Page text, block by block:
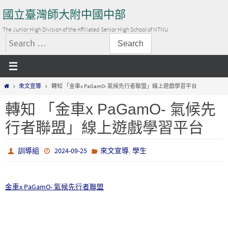
to
content
國立臺灣師大附中國中部
The Junior High Division of the Affiliated Senior High School of NTNU
搜
尋
關
鍵
字:
Home來文宣導 轉知 「金車x PaGamO- 氣候先行者聯盟」線上遊戲學習平台
轉知 「金車x PaGamO- 氣候先
行者聯盟」線上遊戲學習平台
訓導組 2024-09-25 來文宣導, 學生
金車x PaGamO- 氣候先行者聯盟